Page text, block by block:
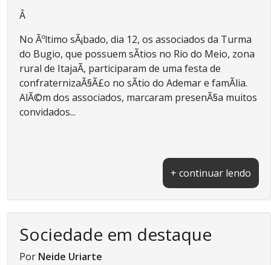
Â
No Ãºltimo sÃ¡bado, dia 12, os associados da Turma
do Bugio, que possuem sÃ­tios no Rio do Meio, zona
rural de ItajaÃ­, participaram de uma festa de
confraternizaÃ§Ã£o no sÃ­tio do Ademar e famÃ­lia.
AlÃ©m dos associados, marcaram presenÃ§a muitos
convidados...
+ continuar lendo
Sociedade em destaque
Por Neide Uriarte